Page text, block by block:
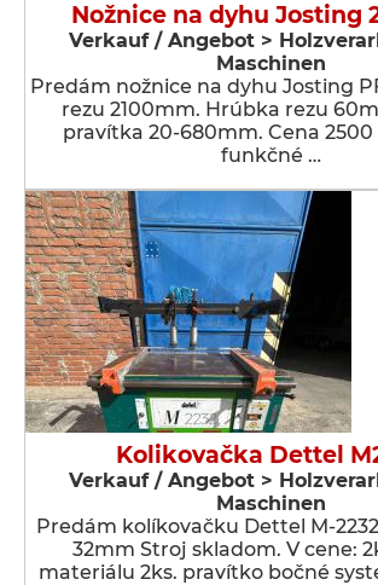
Nožnice na dyhu Josting
Verkauf / Angebot >
Maschinen
Predám nožnice na dyhu Josting
rezu 2100mm. Hrúbka rezu
pravítka 20-680mm. Cena 2500
funkčné …
Kolikovačka Dettel
Verkauf / Angebot >
Maschinen
Predám kolíkovačku Dettel M-
32mm Stroj skladom. V cene:
materiálu 2ks. pravítko bočné